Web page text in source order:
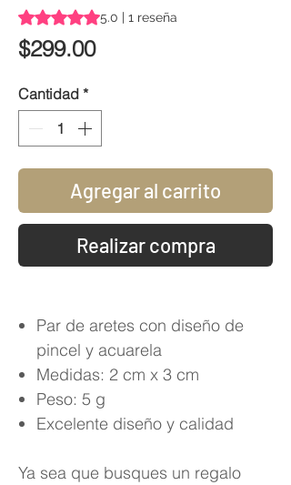
Según 1 reseña, la calificación es de 5.0
5.0 | 1 reseña
$299.00Precio
Cantidad *
Agregar al carrito
Realizar compra
Par de aretes con diseño de
pincel y acuarela
Medidas: 2 cm x 3 cm
Peso: 5 g
Excelente diseño y calidad
Ya sea que busques un regalo